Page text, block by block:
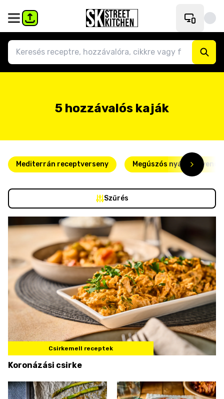
5 hozzávalós kaják
Mediterrán receptverseny Megúszós nyári
Szűrés
Csirkemell receptek
Koronázási csirke